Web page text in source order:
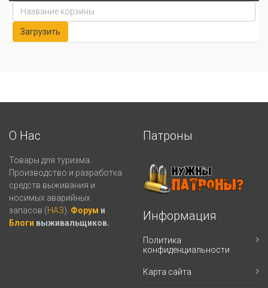
О Нас
Товары для туризма.
Производство и разработка
средств выживания и
носимых аварийных
запасов (НАЗ). Форум и
Блоги выживальщиков.
Патроны
Информация
Политика
конфиденциальности
Карта сайта